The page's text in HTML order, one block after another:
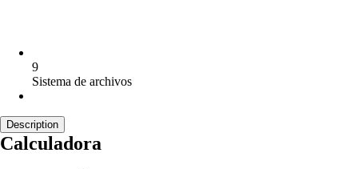
9
Sistema de archivos
Description
Calculadora